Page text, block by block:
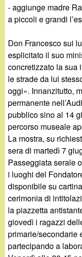
- aggiunge madre
a piccoli e grandi
Don Francesco sui
esplicitato il suo
concretizzato la sua
le strade da lui
oggi». Innanzitutto,
permanente
pubblico sino al 14
percorso museale
La mostra, su
sera di martedì 7
Passeggiata serale
i luoghi del
disponibile su
cerimonia di
la piazzetta
giovedì i ragazzi
primarie/secondarie
partecipando a